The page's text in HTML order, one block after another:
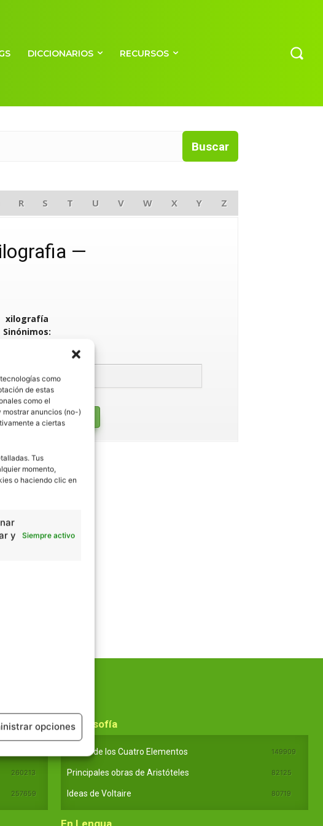
como
de estas
como el
anuncios (no-)
a ciertas
Tus
momento,
o haciendo clic en
y
Siempre activo
opciones
DICCIONARIOS RECURSOS
R S T U V W X Y Z
xilografía
Sinónimos:
0Comentarios
y antónimos
260213
257659
En Filosofía
Teoría de los Cuatro Elementos 149909
Principales obras de Aristóteles 82125
Ideas de Voltaire 80719
En Lengua